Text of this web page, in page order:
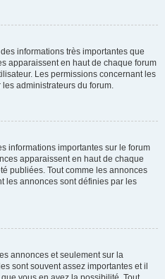
informations très importantes que
apparaissent en haut de chaque forum
Les permissions concernant les
administrateurs du forum.
informations importantes sur le forum
apparaissent en haut de chaque
publiées. Tout comme les annonces
les annonces sont définies par les
annonces et seulement sur la
sont souvent assez importantes et il